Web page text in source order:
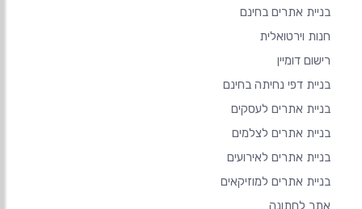
בניית אתרים בחינם
חנות וירטואלית
רישום דומיין
בניית דפי נחיתה בחינם
בניית אתרים לעסקים
בניית אתרים לצלמים
בניית אתרים לאירועים
בניית אתרים למוזיקאים
אתר לחתונה